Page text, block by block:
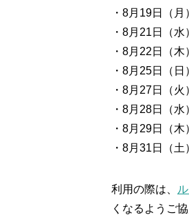
・8月19日（
・8月21日（
・8月22日（
・8月25日（
・8月27日（
・8月28日（
・8月29日（
・8月31日（
利用の際は、
くなるようご